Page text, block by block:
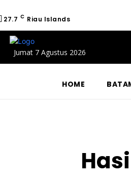
27.7 C Riau Islands
Jumat 7 Agustus 2026
HOME